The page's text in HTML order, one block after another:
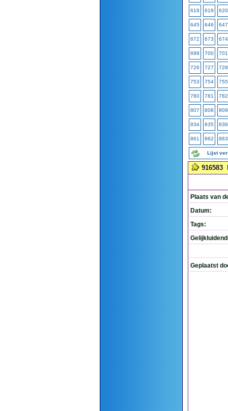
618 619 620
645 646 647
672 673 674
699 700 701
726 727 728
753 754 755
780 781 782
807 808 809
834 835 836
861 862 863
Lijst
916583
Plaats van
Datum:
Tags:
Geplaatst